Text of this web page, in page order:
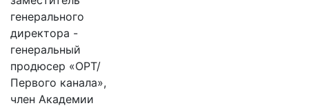
генерального
директора -
генеральный
продюсер «ОРТ/
Первого канала»,
член Академии